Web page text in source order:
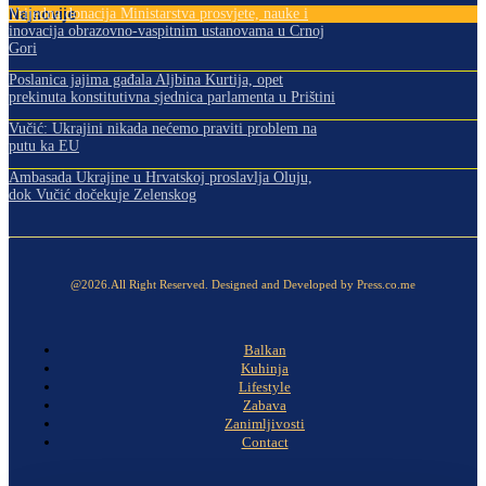
Najnovije
Vrijedna donacija Ministarstva prosvjete, nauke i
inovacija obrazovno-vaspitnim ustanovama u Crnoj
Gori
Poslanica jajima gađala Aljbina Kurtija, opet
prekinuta konstitutivna sjednica parlamenta u Prištini
Vučić: Ukrajini nikada nećemo praviti problem na
putu ka EU
Ambasada Ukrajine u Hrvatskoj proslavlja Oluju,
dok Vučić dočekuje Zelenskog
@2026.All Right Reserved. Designed and Developed by Press.co.me
Balkan
Kuhinja
Lifestyle
Zabava
Zanimljivosti
Contact